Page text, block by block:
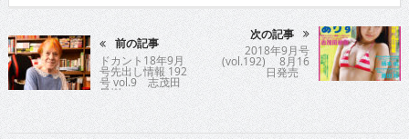
前の記事
ドカント18年9月
号先出し情報 192
号 vol.9 志茂田
景樹
次の記事
2018年9月号
(vol.192) 8月16
日発売